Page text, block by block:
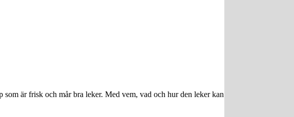
är frisk och mår bra leker. Med vem, vad och hur den leker kan